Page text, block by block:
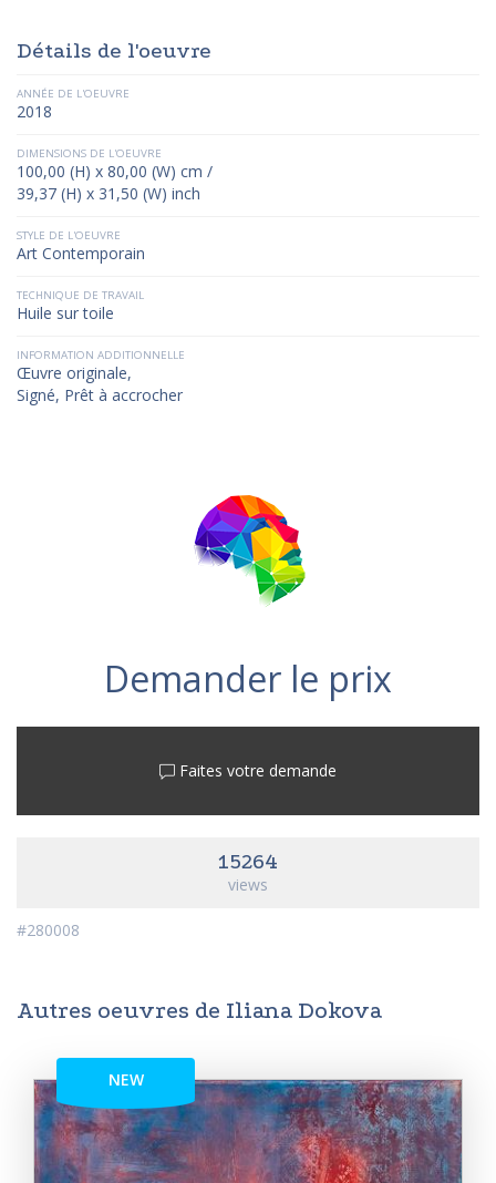
Détails de l'oeuvre
ANNÉE DE L'OEUVRE
2018
DIMENSIONS DE L'OEUVRE
100,00 (H) x 80,00 (W) cm /
39,37 (H) x 31,50 (W) inch
STYLE DE L'OEUVRE
Art Contemporain
TECHNIQUE DE TRAVAIL
Huile sur toile
INFORMATION ADDITIONNELLE
Œuvre originale,
Signé, Prêt à accrocher
Demander le prix
Faites votre demande
15264
views
#280008
Autres oeuvres de Iliana Dokova
NEW